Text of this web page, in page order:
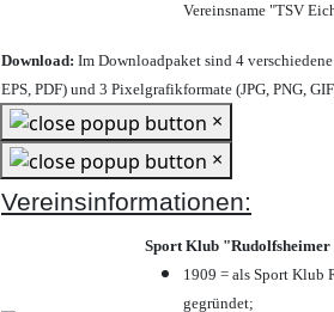
Vereinsname "TSV
Download: Im Downloadpaket sind 4
EPS, PDF) und 3 Pixelgrafikformate (JPG, PNG,
×
×
Vereinsinformationen:
Sport Klub
1909 = als Sport Klub
gegründet;